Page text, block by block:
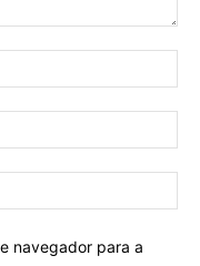
navegador para a